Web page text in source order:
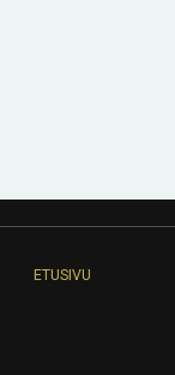
ETUSIVU